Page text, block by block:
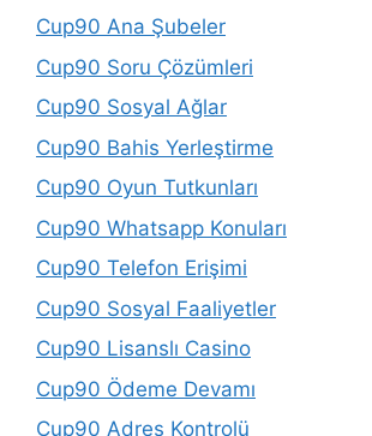
Cup90 Ana Şubeler
Cup90 Soru Çözümleri
Cup90 Sosyal Ağlar
Cup90 Bahis Yerleştirme
Cup90 Oyun Tutkunları
Cup90 Whatsapp Konuları
Cup90 Telefon Erişimi
Cup90 Sosyal Faaliyetler
Cup90 Lisanslı Casino
Cup90 Ödeme Devamı
Cup90 Adres Kontrolü